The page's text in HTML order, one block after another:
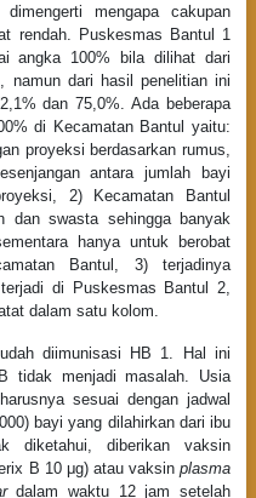
mengapa cakupan
rendah. Puskesmas Bantul 1
angka 100% bila dilihat dari
namun dari hasil penelitian ini
dan 75,0%. Ada beberapa
di Kecamatan Bantul yaitu:
proyeksi berdasarkan rumus,
antara jumlah bayi
2) Kecamatan Bantul
dan swasta sehingga banyak
hanya untuk berobat
Bantul, 3) terjadinya
di Puskesmas Bantul 2,
dalam satu kolom.
diimunisasi HB 1. Hal ini
tidak menjadi masalah. Usia
sesuai dengan jadwal
bayi yang dilahirkan dari ibu
diketahui, diberikan vaksin
B 10 μg) atau vaksin plasma
dalam waktu 12 jam setelah